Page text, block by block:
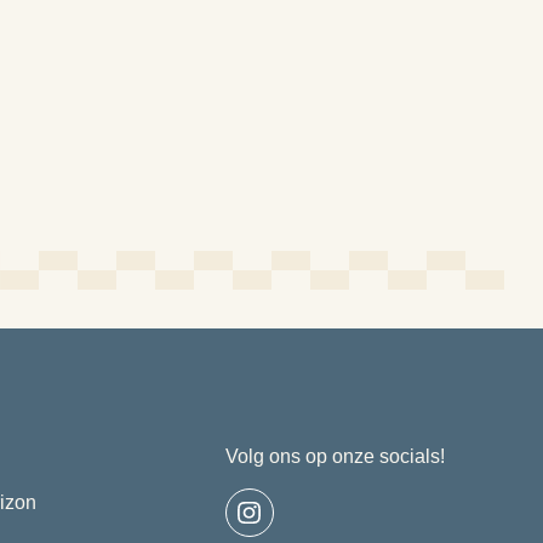
Volg ons op onze socials!